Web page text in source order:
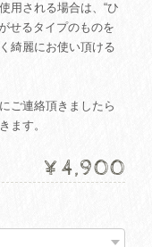
用される場合は、“ひ
せるタイプのものを
綺麗にお使い頂ける
ご連絡頂きましたら
ます。
¥4,900